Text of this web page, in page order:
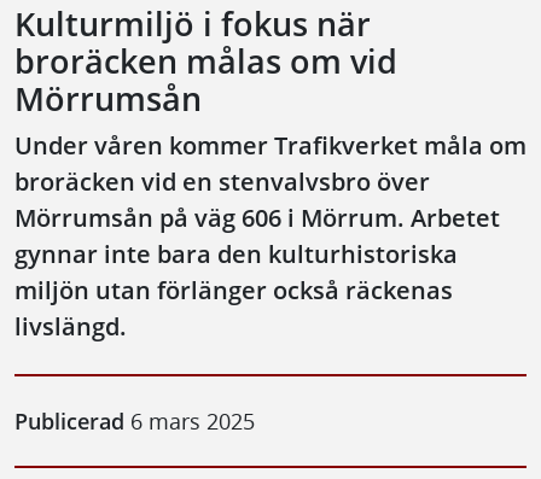
Kulturmiljö i fokus när
broräcken målas om vid
Mörrumsån
Under våren kommer Trafikverket måla om
broräcken vid en stenvalvsbro över
Mörrumsån på väg 606 i Mörrum. Arbetet
gynnar inte bara den kulturhistoriska
miljön utan förlänger också räckenas
livslängd.
Publicerad 6 mars 2025